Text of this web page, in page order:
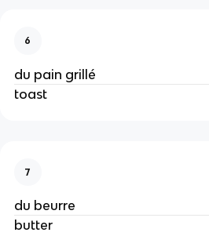
6
du pain grillé
toast
7
du beurre
butter